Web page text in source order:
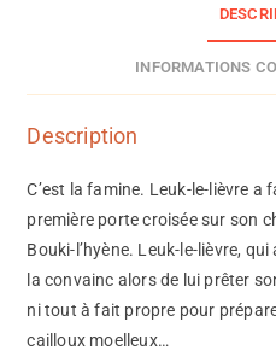
INFORMATIONS
Description
C’est la famine. Leuk-le-lièvre
première porte croisée sur son
Bouki-l’hyène. Leuk-le-lièvre,
la convainc alors de lui prêter
ni tout à fait propre pour
cailloux moelleux…